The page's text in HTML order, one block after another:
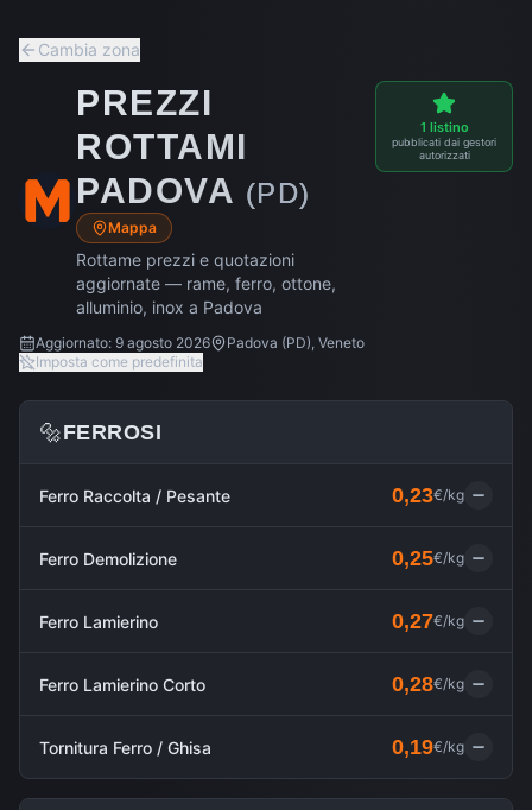
Cambia zona
PREZZI
ROTTAMI
PADOVA (PD)
Mappa
Rottame prezzi e quotazioni
aggiornate — rame, ferro, ottone,
alluminio, inox a Padova
1 listino
pubblicati dai gestori
autorizzati
Aggiornato: 9 agosto 2026 Padova (PD), Veneto
Imposta come predefinita
🔩FERROSI
Ferro Raccolta / Pesante 0,23€/kg
Ferro Demolizione 0,25€/kg
Ferro Lamierino 0,27€/kg
Ferro Lamierino Corto 0,28€/kg
Tornitura Ferro / Ghisa 0,19€/kg